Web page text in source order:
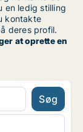
en ledig stilling
kontakte
deres profil.
at oprette en
Søg